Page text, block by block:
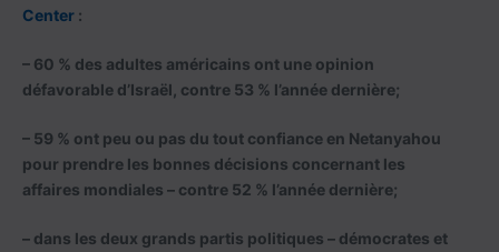
Center :
– 60 % des adultes américains ont une opinion
défavorable d’Israël, contre 53 % l’année dernière;
– 59 % ont peu ou pas du tout confiance en Netanyahou
pour prendre les bonnes décisions concernant les
affaires mondiales – contre 52 % l’année dernière;
– dans les deux grands partis politiques – démocrates et